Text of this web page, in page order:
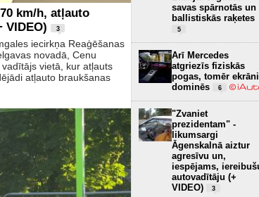
km/h, atļauto
VIDEO)
3
iecirkņa Reaģēšanas
novadā, Cenu
vietā, kur atļauts
atļauto braukšanas
savas spārnotās un
ballistiskās raķetes
5
Arī Mercedes
atgriezīs fiziskās
pogas, tomēr ekrāni
dominēs
6
"Zvaniet
prezidentam" -
likumsargi
Āgenskalnā aiztur
agresīvu un,
iespējams,
autovadītāju (+
VIDEO)
3